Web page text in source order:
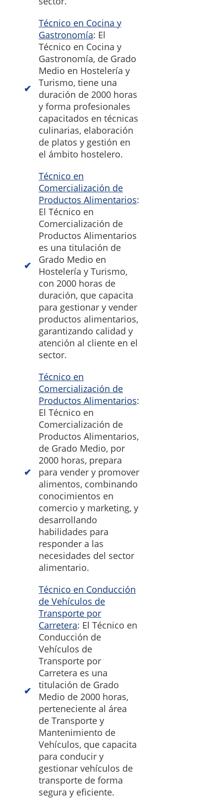
Técnico en Cocina y
Gastronomía: El
Técnico en Cocina y
Gastronomía, de Grado
Medio en Hostelería y
Turismo, tiene una
duración de 2000 horas
y forma profesionales
capacitados en técnicas
culinarias, elaboración
de platos y gestión en
el ámbito hostelero.
Técnico en
Comercialización de
Productos Alimentarios:
El Técnico en
Comercialización de
Productos Alimentarios
es una titulación de
Grado Medio en
Hostelería y Turismo,
con 2000 horas de
duración, que capacita
para gestionar y vender
productos alimentarios,
garantizando calidad y
atención al cliente en el
sector.
Técnico en
Comercialización de
Productos Alimentarios:
El Técnico en
Comercialización de
Productos Alimentarios,
de Grado Medio, por
2000 horas, prepara
para vender y promover
alimentos, combinando
conocimientos en
comercio y marketing, y
desarrollando
habilidades para
responder a las
necesidades del sector
alimentario.
Técnico en Conducción
de Vehículos de
Transporte por
Carretera: El Técnico en
Conducción de
Vehículos de
Transporte por
Carretera es una
titulación de Grado
Medio de 2000 horas,
perteneciente al área
de Transporte y
Mantenimiento de
Vehículos, que capacita
para conducir y
gestionar vehículos de
transporte de forma
segura y eficiente.